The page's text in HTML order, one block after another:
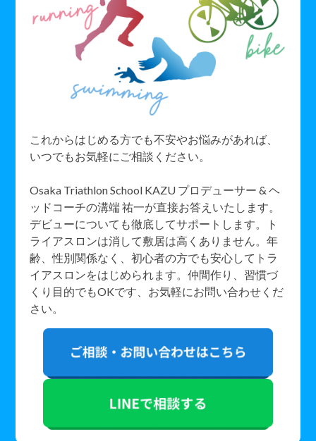
これからはじめる方でも不安やお悩みがあれば、
いつでもお気軽にご相談ください。
Osaka Triathlon School KAZU プロデューサー & ヘ
ッドコーチの溝端 祐一が直接お答えいたします。
デビューについても徹底してサポートします。ト
ライアスロンは消して敷居は高くありません。年
齢、性別関係なく、初心者の方でも安心してトラ
イアスロンをはじめられます。仲間作り、習慣づ
くり目的でもOKです、お気軽にお問い合わせくだ
さい。